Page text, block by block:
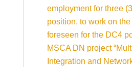
employment for three
position, to work on
foreseen for the DC4
MSCA DN project
Integration and